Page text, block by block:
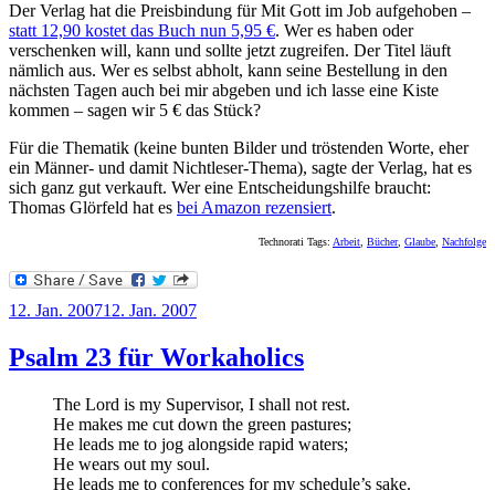
Der Verlag hat die Preisbindung für Mit Gott im Job aufgehoben –
statt 12,90 kostet das Buch nun 5,95 €. Wer es haben oder
verschenken will, kann und sollte jetzt zugreifen. Der Titel läuft
nämlich aus. Wer es selbst abholt, kann seine Bestellung in den
nächsten Tagen auch bei mir abgeben und ich lasse eine Kiste
kommen – sagen wir 5 € das Stück?
Für die Thematik (keine bunten Bilder und tröstenden Worte, eher
ein Männer- und damit Nichtleser-Thema), sagte der Verlag, hat es
sich ganz gut verkauft. Wer eine Entscheidungshilfe braucht:
Thomas Glörfeld hat es bei Amazon rezensiert.
Technorati Tags: Arbeit, Bücher, Glaube, Nachfolge
Veröffentlicht
12. Jan. 200712. Jan. 2007
Psalm 23 für Workaholics
The Lord is my Supervisor, I shall not rest.
He makes me cut down the green pastures;
He leads me to jog alongside rapid waters;
He wears out my soul.
He leads me to conferences for my schedule’s sake.